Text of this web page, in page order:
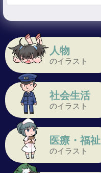
人物
のイラスト
社会生活
のイラスト
医療・福祉
のイラスト